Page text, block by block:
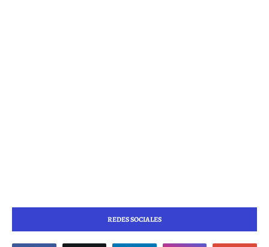
REDES SOCIALES